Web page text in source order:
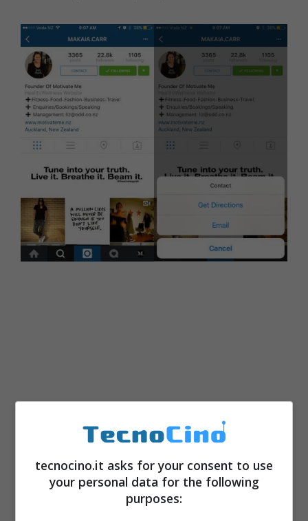
Nel momento in cui scriviamo, solamente un
numero ristretto di utenti selezionati può
tecnocino.it asks for your consent to use
your personal data for the following
purposes: